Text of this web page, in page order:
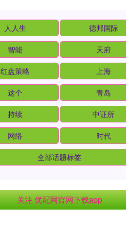
人人生 德邦国际
智能 天府
红盘策略 上海
这个 青岛
持续 中证所
网络 时代
全部话题标签
关注 优配网官网下载app